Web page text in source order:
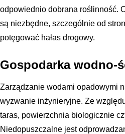
odpowiednio dobrana roślinność.
są niezbędne, szczególnie od
potęgować hałas drogowy.
Gospodarka wodno-
Zarządzanie wodami opadowymi
wyzwanie inżynieryjne. Ze
taras, powierzchnia biologicznie
Niedopuszczalne jest